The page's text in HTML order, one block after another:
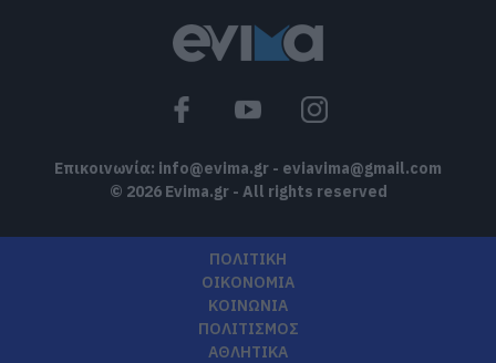
Επικοινωνία: info@evima.gr - eviavima@gmail.com
© 2026 Evima.gr - All rights reserved
ΠΟΛΙΤΙΚΗ
ΟΙΚΟΝΟΜΙΑ
ΚΟΙΝΩΝΙΑ
ΠΟΛΙΤΙΣΜΟΣ
ΑΘΛΗΤΙΚΑ